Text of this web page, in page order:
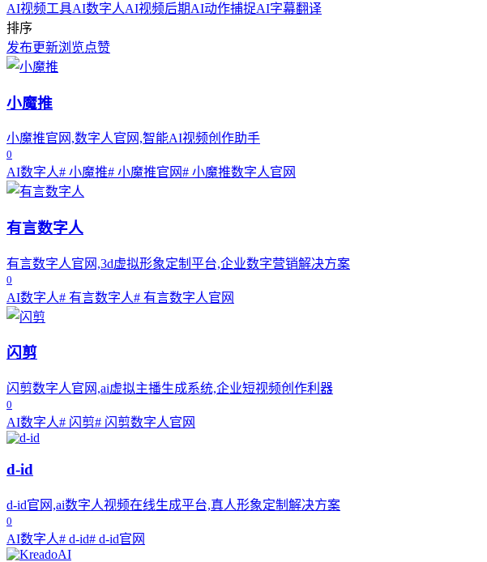
AI视频工具AI数字人AI视频后期AI动作捕捉AI字幕翻译
排序
发布更新浏览点赞
小魔推
小魔推官网,数字人官网,智能AI视频创作助手
0
AI数字人# 小魔推# 小魔推官网# 小魔推数字人官网
有言数字人
有言数字人官网,3d虚拟形象定制平台,企业数字营销解决方案
0
AI数字人# 有言数字人# 有言数字人官网
闪剪
闪剪数字人官网,ai虚拟主播生成系统,企业短视频创作利器
0
AI数字人# 闪剪# 闪剪数字人官网
d-id
d-id官网,ai数字人视频在线生成平台,真人形象定制解决方案
0
AI数字人# d-id# d-id官网